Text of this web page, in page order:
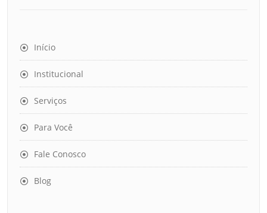
Início
Institucional
Serviços
Para Você
Fale Conosco
Blog